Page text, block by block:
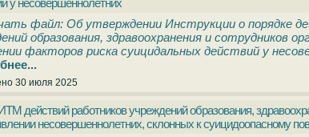
у несовершеннолетних
файл: Об утверждении Инструкции о порядке
образования, здравоохранения и сотрудников
факторов риска суицидальных действий у
30 июля 2025
действий работников учреждений образования,
несовершеннолетних, склонных к суицидоопасному